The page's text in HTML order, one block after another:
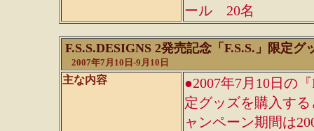
ール 20名
F.S.S.DESIGNS 2発売記念「F.S.S.」限定グ
2007年7月10日-9月10日
主な内容
●2007年7月10日の
定グッズを購入す
ャンペーン期間は